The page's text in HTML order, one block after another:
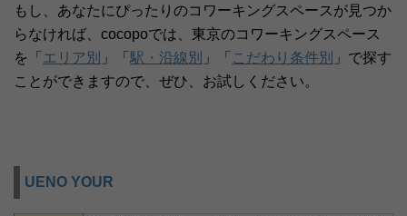
もし、あなたにぴったりのコワーキングスペースが見つか
らなければ、cocopoでは、東京のコワーキングスペース
を「 エリア別 」「 駅・沿線別 」「 こだわり条件別 」で探す
ことができますので、ぜひ、お試しください。
UENO YOUR